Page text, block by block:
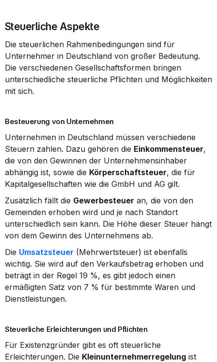
Steuerliche Aspekte
Die steuerlichen Rahmenbedingungen sind für
Unternehmer in Deutschland von großer Bedeutung.
Die verschiedenen Gesellschaftsformen bringen
unterschiedliche steuerliche Pflichten und Möglichkeiten
mit sich.
Besteuerung von Unternehmen
Unternehmen in Deutschland müssen verschiedene
Steuern zahlen. Dazu gehören die Einkommensteuer,
die von den Gewinnen der Unternehmensinhaber
abhängig ist, sowie die Körperschaftsteuer, die für
Kapitalgesellschaften wie die GmbH und AG gilt.
Zusätzlich fällt die Gewerbesteuer an, die von den
Gemeinden erhoben wird und je nach Standort
unterschiedlich sein kann. Die Höhe dieser Steuer hängt
von dem Gewinn des Unternehmens ab.
Die Umsatzsteuer (Mehrwertsteuer) ist ebenfalls
wichtig. Sie wird auf den Verkaufsbetrag erhoben und
beträgt in der Regel 19 %, es gibt jedoch einen
ermäßigten Satz von 7 % für bestimmte Waren und
Dienstleistungen.
Steuerliche Erleichterungen und Pflichten
Für Existenzgründer gibt es oft steuerliche
Erleichterungen. Die Kleinunternehmerregelung ist